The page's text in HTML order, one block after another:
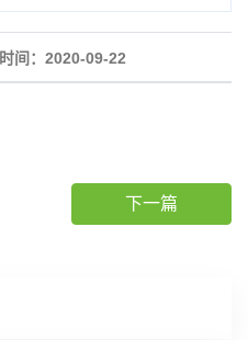
时间：2020-09-22
下一篇